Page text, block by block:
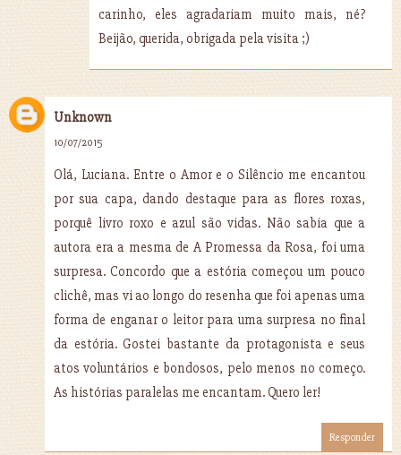
carinho, eles agradariam muito mais, né?
Beijão, querida, obrigada pela visita ;)
Unknown
10/07/2015
Olá, Luciana. Entre o Amor e o Silêncio me encantou
por sua capa, dando destaque para as flores roxas,
porquê livro roxo e azul são vidas. Não sabia que a
autora era a mesma de A Promessa da Rosa, foi uma
surpresa. Concordo que a estória começou um pouco
clichê, mas vi ao longo do resenha que foi apenas uma
forma de enganar o leitor para uma surpresa no final
da estória. Gostei bastante da protagonista e seus
atos voluntários e bondosos, pelo menos no começo.
As histórias paralelas me encantam. Quero ler!
Responder